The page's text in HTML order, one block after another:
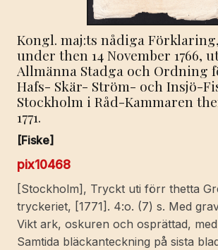
Kongl. maj:ts nådiga
under then 14 November 1766,
Allmänna Stadga och Ordning
Hafs- Skär- Ström- och Insjö-
Stockholm i Råd-Kammaren
1771.
[Fiske]
pix10468
[Stockholm], Tryckt uti förr thetta
tryckeriet, [1771]. 4:o. (7) s. Med
Vikt ark, oskuren och osprättad,
Samtida bläckanteckning på sista